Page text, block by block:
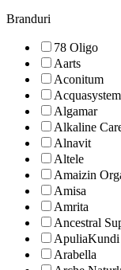
Branduri
78 Oligo
Aarts
Aconitum
Acquasystem
Algamar
Alkaline
Alnavit
Altele
Amaizin
Amisa
Amrita
Ancestral
ApuliaKundi
Arabella